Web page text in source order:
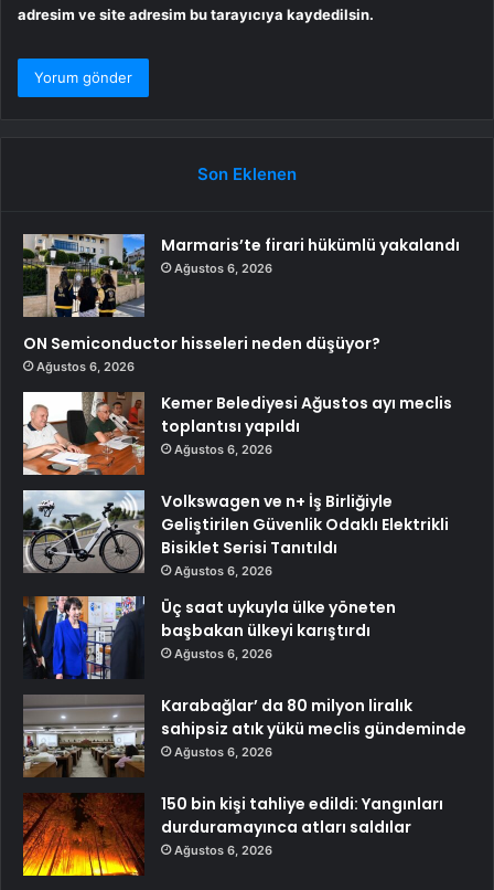
adresim ve site adresim bu tarayıcıya kaydedilsin.
Son Eklenen
Marmaris’te firari hükümlü yakalandı
Ağustos 6, 2026
ON Semiconductor hisseleri neden düşüyor?
Ağustos 6, 2026
Kemer Belediyesi Ağustos ayı meclis
toplantısı yapıldı
Ağustos 6, 2026
Volkswagen ve n+ İş Birliğiyle
Geliştirilen Güvenlik Odaklı Elektrikli
Bisiklet Serisi Tanıtıldı
Ağustos 6, 2026
Üç saat uykuyla ülke yöneten
başbakan ülkeyi karıştırdı
Ağustos 6, 2026
Karabağlar’ da 80 milyon liralık
sahipsiz atık yükü meclis gündeminde
Ağustos 6, 2026
150 bin kişi tahliye edildi: Yangınları
durduramayınca atları saldılar
Ağustos 6, 2026